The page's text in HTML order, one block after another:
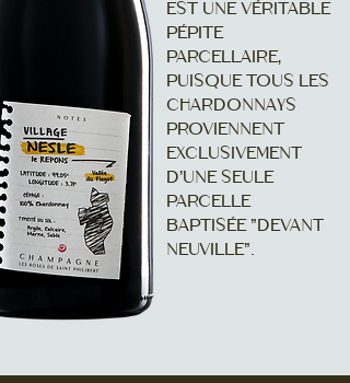
est une véritable
pépite
parcellaire,
puisque tous les
Chardonnays
proviennent
exclusivement
d'une seule
parcelle
baptisée "Devant
Neuville".